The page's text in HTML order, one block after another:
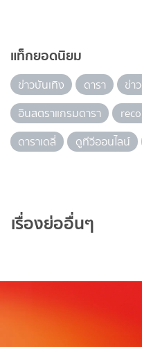
แท็กยอดนิยม
ข่าวบันเทิง ดารา ข่า
อินสตราแกรมดารา
ดาราเดลี่
ดูทีวีออนไลน์
เรื่องย่ออื่นๆ